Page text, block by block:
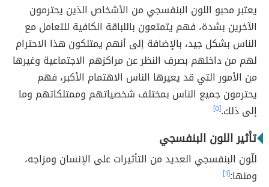
يعتبر محبو اللون البنفسجي من الأشخاص الذين يحترمون
الآخرين بشدة، فهم يتمتعون باللباقة الكافية للتعامل مع
الناس بشكل جيد، بالإضافة إلى أنهم يمتلكون هذا الاحترام
لهم من داخلهم بصرف النظر عن مراكزهم الاجتماعية وغيرها
من الأمور التي قد يعيرها الناس الاهتمام الأكبر، فهم
يحترمون جميع الناس بمختلف شخصياتهم وممتلكاتهم وما
إلى ذلك.[٥]
تأثير اللون البنفسجي
للّون البنفسجي العديد من التأثيرات على الإنسان ومزاجه،
ومنها:[٦]